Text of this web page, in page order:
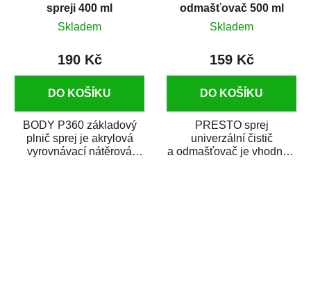
spreji 400 ml
Skladem
190 Kč
DO KOŠÍKU
BODY P360 základový
plnič sprej je akrylová
vyrovnávací nátěrová
odmašťovač 500 ml
Skladem
159 Kč
DO KOŠÍKU
PRESTO sprej
univerzální čistič
a odmašťovač je vhodný k